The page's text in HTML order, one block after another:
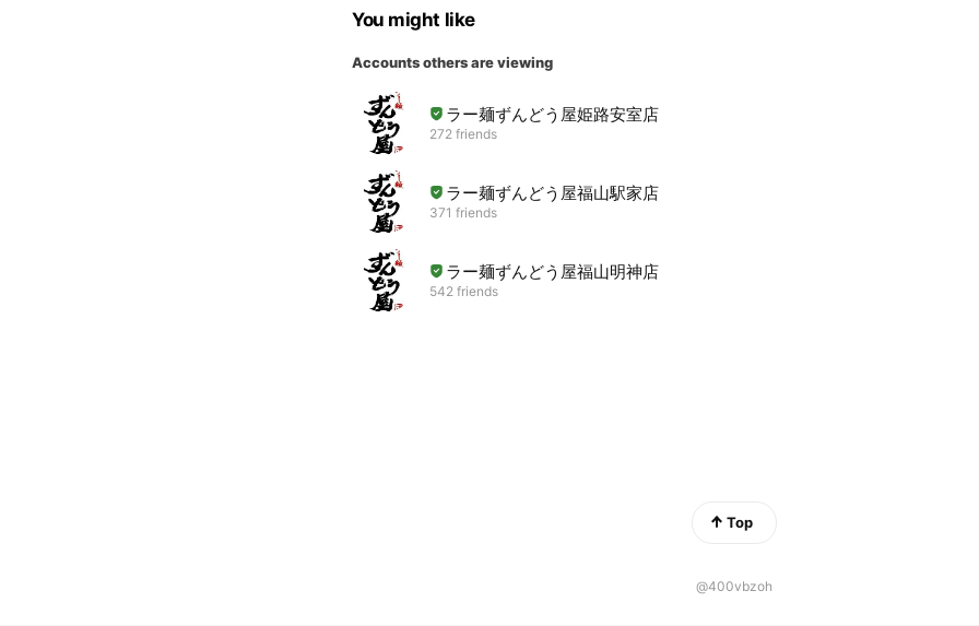
You might like
Accounts others are viewing
ラー麺ずんどう屋姫路安室店
272 friends
ラー麺ずんどう屋福山駅家店
371 friends
ラー麺ずんどう屋福山明神店
542 friends
Top
@400vbzoh